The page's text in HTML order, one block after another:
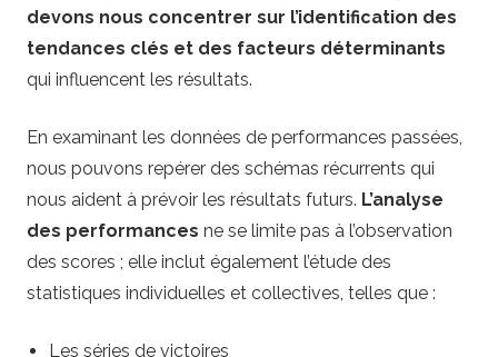
devons nous concentrer sur l’identification des
tendances clés et des facteurs déterminants
qui influencent les résultats.
En examinant les données de performances passées,
nous pouvons repérer des schémas récurrents qui
nous aident à prévoir les résultats futurs. L’analyse
des performances ne se limite pas à l’observation
des scores ; elle inclut également l’étude des
statistiques individuelles et collectives, telles que :
Les séries de victoires